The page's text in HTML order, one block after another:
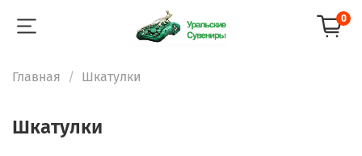
0
Главная Шкатулки
Шкатулки